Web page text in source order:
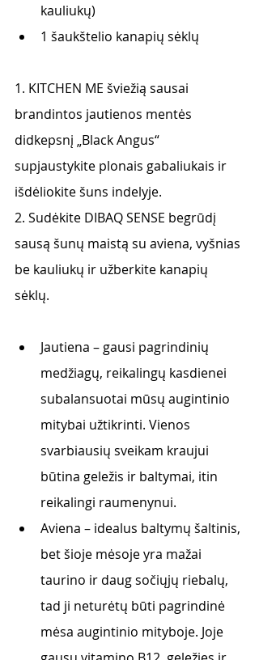
kauliukų)
1 šaukštelio kanapių sėklų
1. KITCHEN ME šviežią sausai
brandintos jautienos mentės
didkepsnį „Black Angus“
supjaustykite plonais gabaliukais ir
išdėliokite šuns indelyje.
2. Sudėkite DIBAQ SENSE begrūdį
sausą šunų maistą su aviena, vyšnias
be kauliukų ir užberkite kanapių
sėklų.
Jautiena – gausi pagrindinių
medžiagų, reikalingų kasdienei
subalansuotai mūsų augintinio
mitybai užtikrinti. Vienos
svarbiausių sveikam kraujui
būtina geležis ir baltymai, itin
reikalingi raumenynui.
Aviena – idealus baltymų šaltinis,
bet šioje mėsoje yra mažai
taurino ir daug sočiųjų riebalų,
tad ji neturėtų būti pagrindinė
mėsa augintinio mityboje. Joje